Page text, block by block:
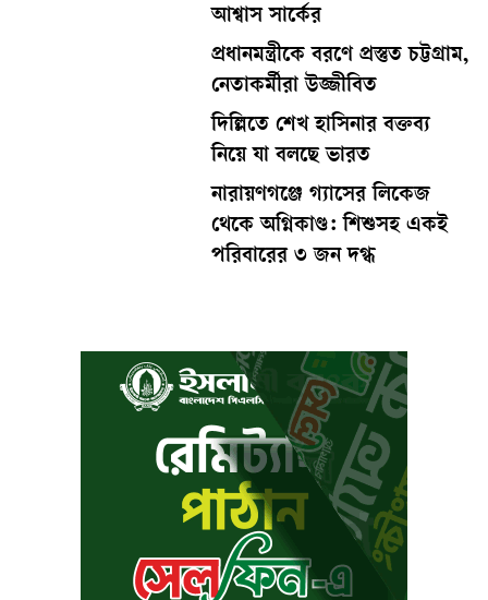
আশ্বাস সার্কের
প্রধানমন্ত্রীকে বরণে প্রস্তুত চট্টগ্রাম,
নেতাকর্মীরা উজ্জীবিত
দিল্লিতে শেখ হাসিনার বক্তব্য
নিয়ে যা বলছে ভারত
নারায়ণগঞ্জে গ্যাসের লিকেজ
থেকে অগ্নিকাণ্ড: শিশুসহ একই
পরিবারের ৩ জন দগ্ধ